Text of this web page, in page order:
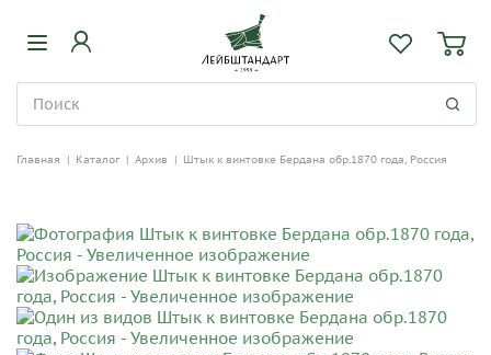
Главная | Каталог | Архив | Штык к винтовке Бердана обр.1870 года, Россия